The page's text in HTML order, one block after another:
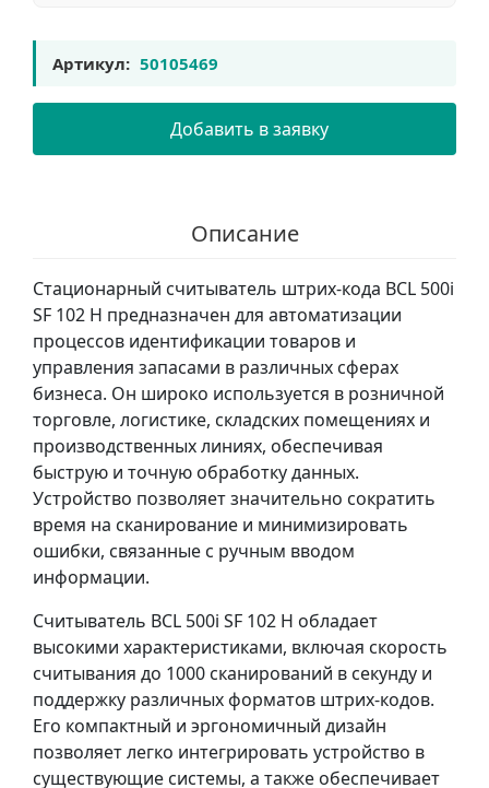
Артикул: 50105469
Добавить в заявку
Описание
Стационарный считыватель штрих-кода BCL 500i
SF 102 H предназначен для автоматизации
процессов идентификации товаров и
управления запасами в различных сферах
бизнеса. Он широко используется в розничной
торговле, логистике, складских помещениях и
производственных линиях, обеспечивая
быструю и точную обработку данных.
Устройство позволяет значительно сократить
время на сканирование и минимизировать
ошибки, связанные с ручным вводом
информации.
Считыватель BCL 500i SF 102 H обладает
высокими характеристиками, включая скорость
считывания до 1000 сканирований в секунду и
поддержку различных форматов штрих-кодов.
Его компактный и эргономичный дизайн
позволяет легко интегрировать устройство в
существующие системы, а также обеспечивает